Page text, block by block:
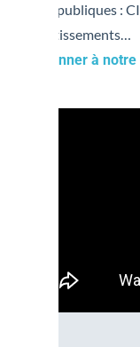
aides publiques :
investissements…
S’abonner à